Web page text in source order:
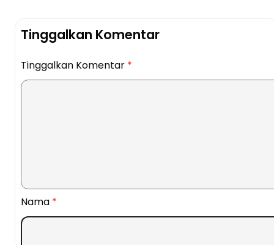
Tinggalkan Komentar
Tinggalkan Komentar *
Nama *